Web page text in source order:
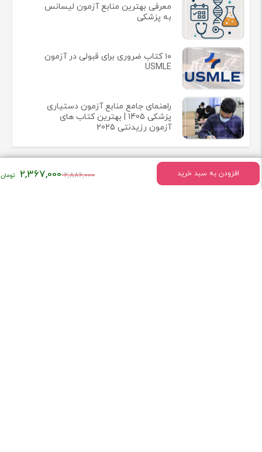
افزودن به سبد خرید 2,886,000قیمت
2,367,000
معرفی بهترین منابع آزمون لیسانس
به پزشکی
۱۰ کتاب ضروری برای قبولی در آزمون
USMLE
راهنمای جامع منابع آزمون دستیاری
پزشکی 1405 | بهترین کتاب های
آزمون رزیدنتی 2025